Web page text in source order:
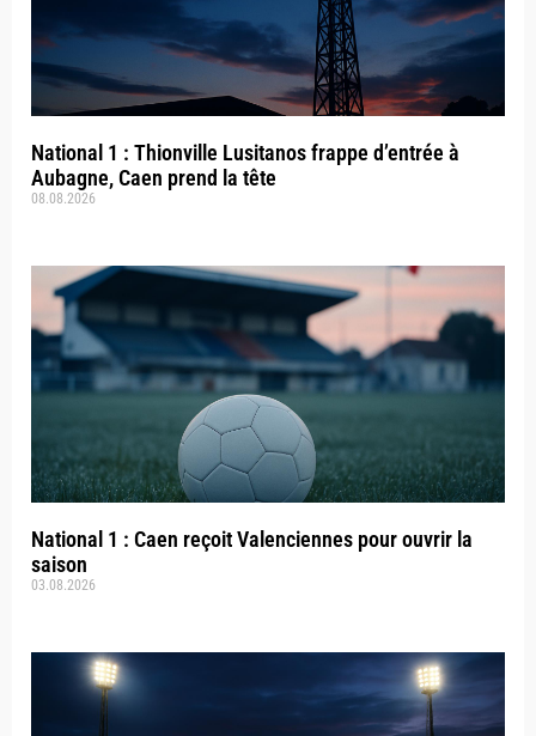
National 1 : Thionville Lusitanos frappe d’entrée à
Aubagne, Caen prend la tête
08.08.2026
National 1 : Caen reçoit Valenciennes pour ouvrir la
saison
03.08.2026